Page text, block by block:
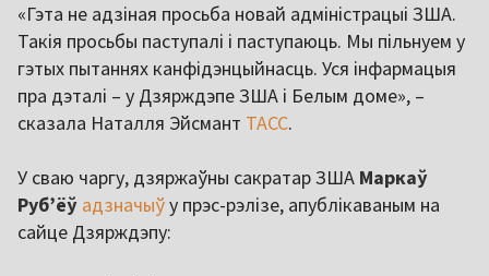
«Гэта не адзіная просьба новай адміністрацыі ЗША.
Такія просьбы паступалі і паступаюць. Мы пільнуем у
гэтых пытаннях канфідэнцыйнасць. Уся інфармацыя
пра дэталі – у Дзярждэпе ЗША і Белым доме», –
сказала Наталля Эйсмант ТАСС.
У сваю чаргу, дзяржаўны сакратар ЗША Маркаў
Руб’ёў адзначыўу прэс-рэлізе, апублікаваным на
сайце Дзярждэпу: